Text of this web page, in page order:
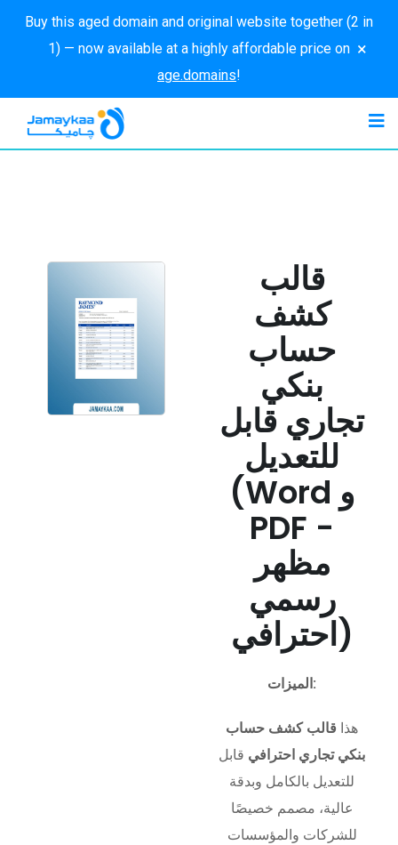
Buy this aged domain and original website together (2 in
1) — now available at a highly affordable price on
age.domains!
×
قالب
كشف
حساب
بنكي
تجاري قابل
للتعديل
(Word و
PDF -
مظهر
رسمي
احترافي)
الميزات:
هذا قالب كشف حساب
بنكي تجاري احترافي قابل
للتعديل بالكامل وبدقة
عالية، مصمم خصيصًا
للشركات والمؤسسات